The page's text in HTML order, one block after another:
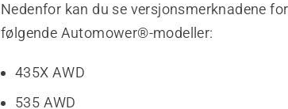
Nedenfor kan du se versjonsmerknadene
følgende Automower®-modeller:
435X AWD
535 AWD